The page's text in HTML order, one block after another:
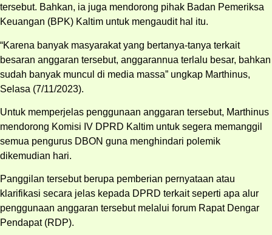
tersebut. Bahkan, ia juga mendorong pihak Badan Pemeriksa
Keuangan (BPK) Kaltim untuk mengaudit hal itu.
“Karena banyak masyarakat yang bertanya-tanya terkait
besaran anggaran tersebut, anggarannua terlalu besar, bahkan
sudah banyak muncul di media massa” ungkap Marthinus,
Selasa (7/11/2023).
Untuk memperjelas penggunaan anggaran tersebut, Marthinus
mendorong Komisi IV DPRD Kaltim untuk segera memanggil
semua pengurus DBON guna menghindari polemik
dikemudian hari.
Panggilan tersebut berupa pemberian pernyataan atau
klarifikasi secara jelas kepada DPRD terkait seperti apa alur
penggunaan anggaran tersebut melalui forum Rapat Dengar
Pendapat (RDP).